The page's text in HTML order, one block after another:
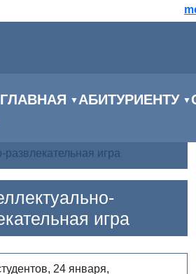
ГЛАВНАЯ ▼ АБИТУРИЕНТУ ▼
развлекательная игра
игра
24 января,